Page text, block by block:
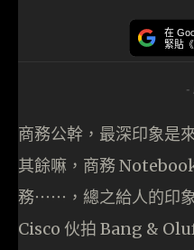
在
緊貼
-
商務公幹，最深印象是
其餘嘛，商務
務⋯⋯，總之給人的印
Cisco 伙拍 Bang &